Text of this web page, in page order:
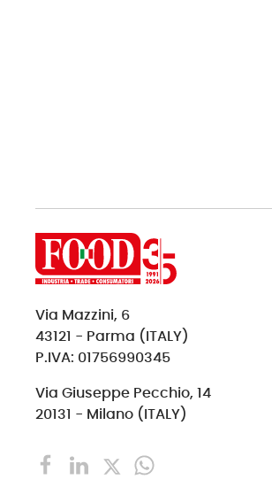
Via Mazzini, 6
43121 - Parma (ITALY)
P.IVA: 01756990345
Via Giuseppe Pecchio, 14
20131 - Milano (ITALY)